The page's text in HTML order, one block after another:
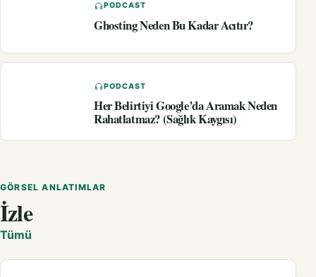
PODCAST
Ghosting Neden Bu Kadar Acıtır?
PODCAST
Her Belirtiyi Google’da Aramak Neden
Rahatlatmaz? (Sağlık Kaygısı)
GÖRSEL ANLATIMLAR
İzle
Tümü